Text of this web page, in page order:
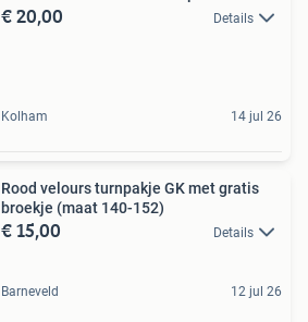
€ 20,00 Details
Kolham 14 jul 26
Rood velours turnpakje GK met gratis
broekje (maat 140-152)
€ 15,00 Details
Barneveld 12 jul 26